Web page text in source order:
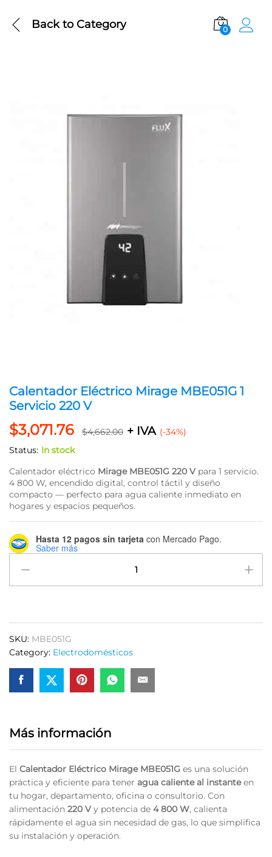
Back toCategory 0
Calentador Eléctrico Mirage MBE051G 1
Servicio 220 V
$3,071.76 $4,662.00 + IVA (-34%)
Status: In stock
Calentador eléctrico Mirage MBE051G 220 V para 1 servicio.
4 800 W, encendido digital, control táctil y diseño
compacto — perfecto para agua caliente inmediato en
hogares y espacios pequeños.
Hasta 12 pagos sin tarjeta con Mercado Pago.
Saber más
Eléctrico
Mirage
Servicio
220
V
quantity
SKU: MBE051G
Category: Electrodomésticos
Más información
El Calentador Eléctrico Mirage MBE051G es una solución
práctica y eficiente para tener agua caliente al instanteen
tu hogar, departamento, oficina o consultorio. Con
alimentación 220 V y potencia de 4 800 W, calienta
rápidamente el agua sin necesidad de gas, lo que simplifica
su instalación y operación.